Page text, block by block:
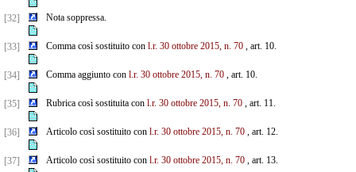
[32] Nota soppressa.
[33] Comma così sostituito con l.r. 30 ottobre 2015, n. 70, art. 10.
[34] Comma aggiunto con l.r. 30 ottobre 2015, n. 70, art. 10.
[35] Rubrica così sostituita con l.r. 30 ottobre 2015, n. 70, art. 11.
[36] Articolo così sostituito con l.r. 30 ottobre 2015, n. 70, art. 12.
[37] Articolo così sostituito con l.r. 30 ottobre 2015, n. 70, art. 13.